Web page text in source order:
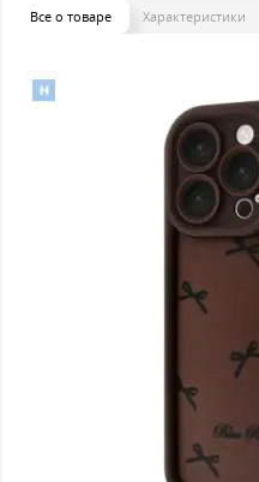
Все о товаре Характеристики